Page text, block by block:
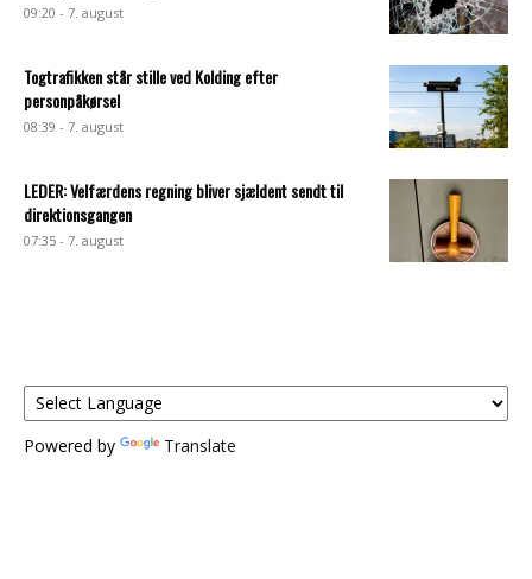
09:20 - 7. august
Togtrafikken står stille ved Kolding efter
personpåkørsel
08:39 - 7. august
LEDER: Velfærdens regning bliver sjældent sendt til
direktionsgangen
07:35 - 7. august
Powered by Translate